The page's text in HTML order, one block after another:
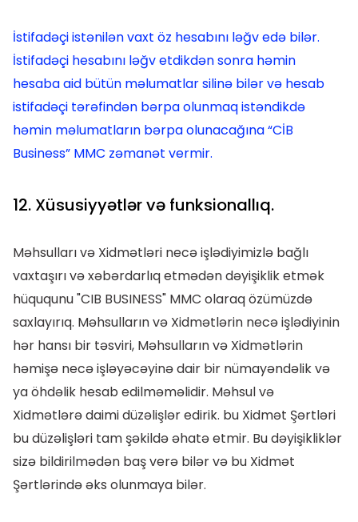
İstifadəçi istənilən vaxt öz hesabını ləğv edə bilər.
İstifadəçi hesabını ləğv etdikdən sonra həmin
hesaba aid bütün məlumatlar silinə bilər və hesab
istifadəçi tərəfindən bərpa olunmaq istəndikdə
həmin məlumatların bərpa olunacağına “CİB
Business” MMC zəmanət vermir.
12. Xüsusiyyətlər və funksionallıq.
Məhsulları və Xidmətləri necə işlədiyimizlə bağlı
vaxtaşırı və xəbərdarlıq etmədən dəyişiklik etmək
hüququnu "CIB BUSINESS" MMC olaraq özümüzdə
saxlayırıq. Məhsulların və Xidmətlərin necə işlədiyinin
hər hansı bir təsviri, Məhsulların və Xidmətlərin
həmişə necə işləyəcəyinə dair bir nümayəndəlik və
ya öhdəlik hesab edilməməlidir. Məhsul və
Xidmətlərə daimi düzəlişlər edirik. bu Xidmət Şərtləri
bu düzəlişləri tam şəkildə əhatə etmir. Bu dəyişikliklər
sizə bildirilmədən baş verə bilər və bu Xidmət
Şərtlərində əks olunmaya bilər.